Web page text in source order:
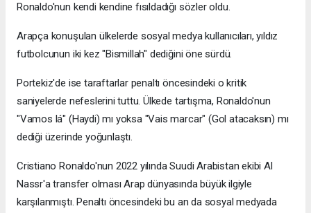
Ronaldo'nun kendi kendine fısıldadığı sözler oldu.
Arapça konuşulan ülkelerde sosyal medya kullanıcıları, yıldız
futbolcunun iki kez "Bismillah" dediğini öne sürdü.
Portekiz'de ise taraftarlar penaltı öncesindeki o kritik
saniyelerde nefeslerini tuttu. Ülkede tartışma, Ronaldo'nun
"Vamos lá" (Haydi) mı yoksa "Vais marcar" (Gol atacaksın) mı
dediği üzerinde yoğunlaştı.
Cristiano Ronaldo'nun 2022 yılında Suudi Arabistan ekibi Al
Nassr'a transfer olması Arap dünyasında büyük ilgiyle
karşılanmıştı. Penaltı öncesindeki bu an da sosyal medyada